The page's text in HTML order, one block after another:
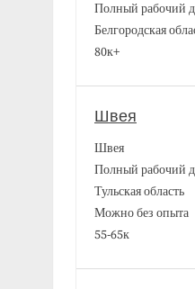
Полный рабочий
Белгородская
80к+
Швея
Швея
Полный рабочий
Тульская область
Можно без опыта
55-65к